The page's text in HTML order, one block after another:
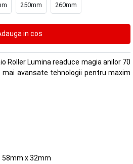
250mm 260mm
Roller Lumina readuce magia anilor 70
avansate tehnologii pentru maxim
58mm x 32mm